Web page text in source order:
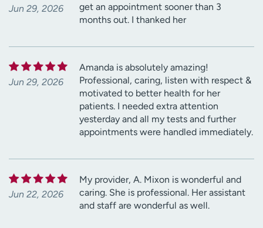
Jun 29, 2026
get an appointment sooner than 3
months out. I thanked her
Jun 29, 2026
Amanda is absolutely amazing!
Professional, caring, listen with respect &
motivated to better health for her
patients. I needed extra attention
yesterday and all my tests and further
appointments were handled immediately.
Jun 22, 2026
My provider, A. Mixon is wonderful and
caring. She is professional. Her assistant
and staff are wonderful as well.